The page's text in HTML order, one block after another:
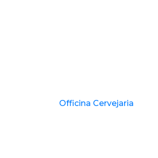
Officina Cervejaria